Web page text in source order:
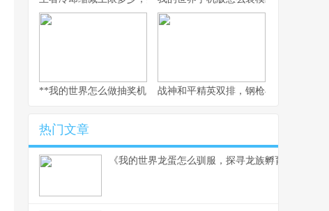
**我的世界怎么做抽奖机，揭秘随机惊喜的建造奥义**
战神和平精英双排，钢枪与谋略的双人
热门文章
《我的世界龙蛋怎么驯服，探寻龙族孵育秘辛》